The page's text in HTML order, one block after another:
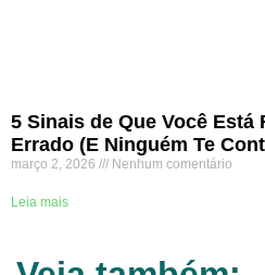
5 Sinais de Que Você Está
Errado (E Ninguém Te
março 2, 2026 Nenhum comentário
Leia mais